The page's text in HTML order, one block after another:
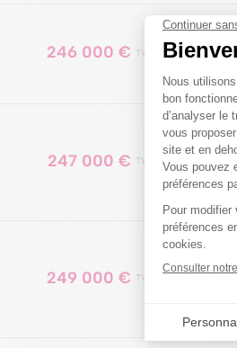
246 000 € TVA 5,5%
247 000 € TVA 5,5%
249 000 € TVA 5,5%